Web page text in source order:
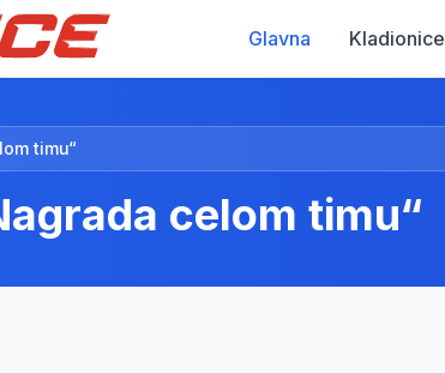
Glavna Kladionice
timu“
celom timu“